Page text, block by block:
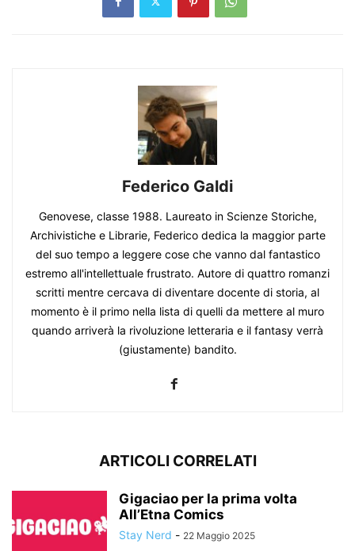
Federico Galdi
Genovese, classe 1988. Laureato in Scienze Storiche,
Archivistiche e Librarie, Federico dedica la maggior parte
del suo tempo a leggere cose che vanno dal fantastico
estremo all'intellettuale frustrato. Autore di quattro romanzi
scritti mentre cercava di diventare docente di storia, al
momento è il primo nella lista di quelli da mettere al muro
quando arriverà la rivoluzione letteraria e il fantasy verrà
(giustamente) bandito.
ARTICOLI CORRELATI
Gigaciao per la prima volta
All’Etna Comics
Stay Nerd - 22 Maggio 2025